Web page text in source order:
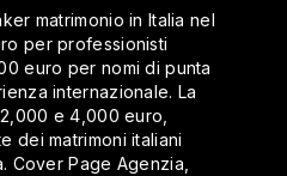
matrimonio in Italia nel
per professionisti
euro per nomi di punta
internazionale. La
e 4,000 euro,
dei matrimoni italiani
Cover Page Agenzia,